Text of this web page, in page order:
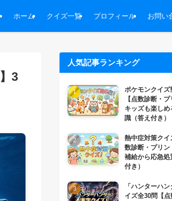
ホーム クイズ一覧 プロフィール お問い
3
人気記事ランキング
ポケモンクイズ
【点数診断・プ
キッズも楽し
識（答え付き）
熱中症対策クイ
数診断・プリン
補給から応急処
付き）
「ハンターハ
イズ全30問【点